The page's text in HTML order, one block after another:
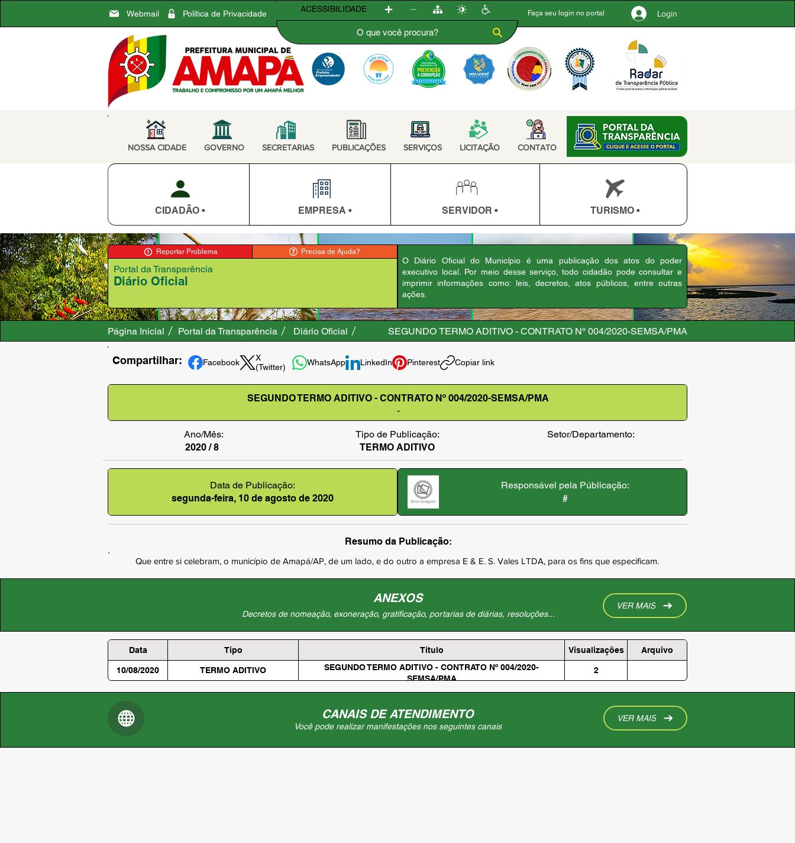
Webmail Política de Privacidade Faça seu login no portal Login
ACESSIBILIDADE
NOSSA CIDADE GOVERNO SECRETARIAS PUBLICAÇÕES SERVIÇOS LICITAÇÃO CONTATO
CIDADÃO • EMPRESA • SERVIDOR • TURISMO •
Reportar Problema Precisa de Ajuda?
Diário Oficial
Portal da Transparência
O Diário Oficial do Município é uma publicação dos atos do poder
executivo local. Por meio desse serviço, todo cidadão pode consultar e
imprimir informações como: leis, decretos, atos públicos, entre outras
ações.
Página Inicial Portal da Transparência Diário Oficial SEGUNDO TERMO ADITIVO - CONTRATO Nº 004/2020-SEMSA/PMA
Compartilhar: Facebook
X
(Twitter)
WhatsApp LinkedIn Pinterest Copiar link
SEGUNDO TERMO ADITIVO - CONTRATO Nº 004/2020-SEMSA/PMA
-
Ano/Mês:
2020 / 8
Tipo de Publicação:
TERMO ADITIVO
Setor/Departamento:
Data de Publicação:
segunda-feira, 10 de agosto de 2020
Responsável pela Públicação:
#
Resumo da Publicação:
Que entre si celebram, o município de Amapá/AP, de um lado, e do outro a empresa E & E. S. Vales LTDA, para os fins que especificam.
ANEXOS
Decretos de nomeação, exoneração, gratificação, portarias de diárias, resoluções...
VER MAIS
Data Tipo Titulo Visualizações Arquivo
10/08/2020 TERMO ADITIVO
SEGUNDO TERMO ADITIVO - CONTRATO Nº 004/2020-
SEMSA/PMA
2
CANAIS DE ATENDIMENTO
Você pode realizar manifestações nos seguintes canais
VER MAIS